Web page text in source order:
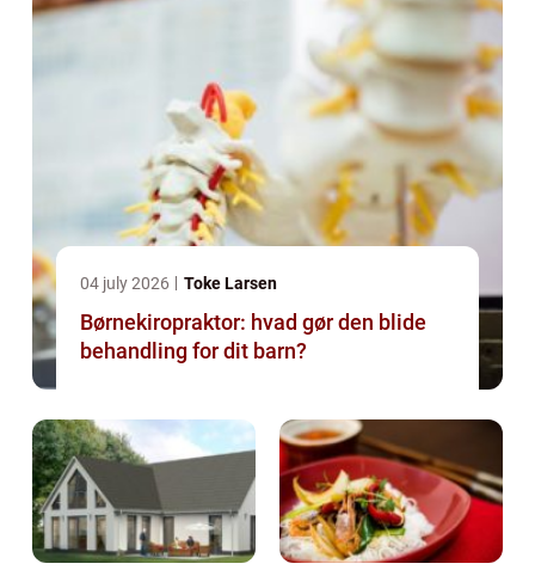
04 july 2026 Toke Larsen
Børnekiropraktor: hvad gør den blide
behandling for dit barn?